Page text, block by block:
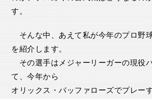
す。
そんな中、あえて私が今年のプロ野
を紹介します。
その選手はメジャーリーガーの現役
て、今年から
オリックス・バッファローズでプレー